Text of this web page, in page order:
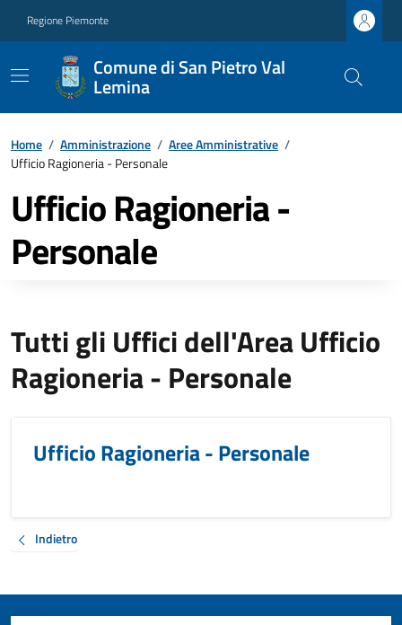
Regione Piemonte
Comune di San Pietro Val
Lemina
Home / Amministrazione / Aree Amministrative /
Ufficio Ragioneria - Personale
Ufficio Ragioneria -
Personale
Tutti gli Uffici dell'Area Ufficio
Ragioneria - Personale
Ufficio Ragioneria - Personale
Indietro